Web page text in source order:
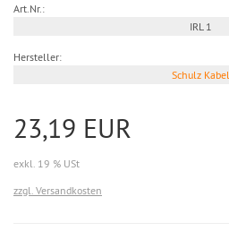
Art.Nr.:
IRL 1
Hersteller:
Schulz Kabel
23,19 EUR
exkl. 19 % USt
zzgl. Versandkosten